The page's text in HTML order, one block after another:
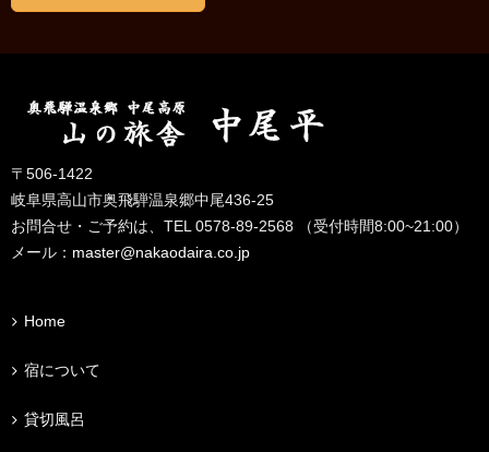
〒506-1422
岐阜県高山市奥飛騨温泉郷中尾436-25
お問合せ・ご予約は、TEL 0578-89-2568 （受付時間8:00~21:00）
メール： master@nakaodaira.co.jp
Home
宿について
貸切風呂